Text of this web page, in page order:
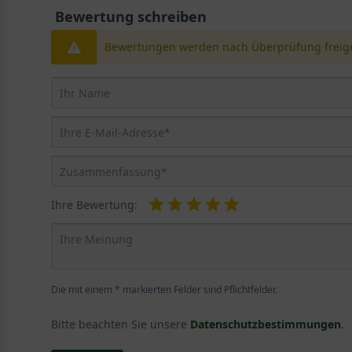
Bewertung schreiben
Bewertungen werden nach Überprüfung
Ihre Bewertung:
Die mit einem * markierten Felder sind Pflichtfelder.
Bitte beachten Sie unsere Datenschutzbestimmungen.